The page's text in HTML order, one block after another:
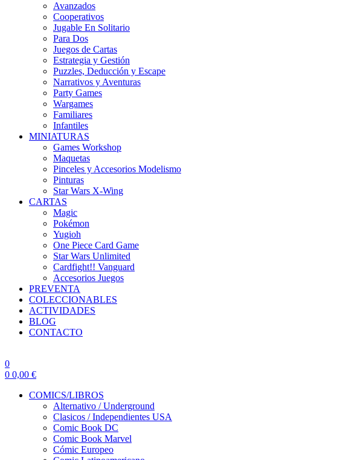
Avanzados
Cooperativos
Jugable En Solitario
Para Dos
Juegos de Cartas
Estrategia y Gestión
Puzzles, Deducción y Escape
Narrativos y Aventuras
Party Games
Wargames
Familiares
Infantiles
MINIATURAS
Games Workshop
Maquetas
Pinceles y Accesorios Modelismo
Pinturas
Star Wars X-Wing
CARTAS
Magic
Pokémon
Yugioh
One Piece Card Game
Star Wars Unlimited
Cardfight!! Vanguard
Accesorios Juegos
PREVENTA
COLECCIONABLES
ACTIVIDADES
BLOG
CONTACTO
0
0 0,00 €
COMICS/LIBROS
Alternativo / Underground
Clasicos / Independientes USA
Comic Book DC
Comic Book Marvel
Cómic Europeo